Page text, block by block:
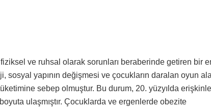
ve ruhsal olarak sorunları beraberinde getiren bir
sosyal yapının değişmesi ve çocukların daralan oyun
sebep olmuştur. Bu durum, 20. yüzyılda
ulaşmıştır. Çocuklarda ve ergenlerde obezite